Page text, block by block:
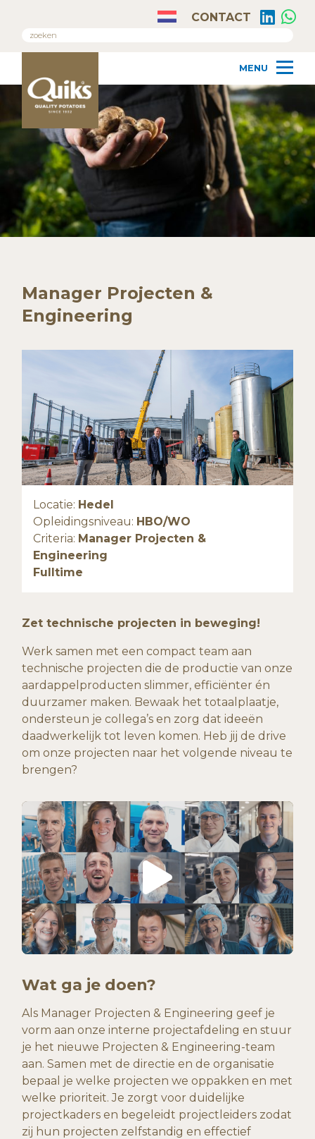
CONTACT
Manager Projecten &
Engineering
Locatie: Hedel
Opleidingsniveau: HBO/WO
Criteria: Manager Projecten &
Engineering
Fulltime
Zet technische projecten in beweging!
Werk samen met een compact team aan
technische projecten die de productie van onze
aardappelproducten slimmer, efficiënter én
duurzamer maken. Bewaak het totaalplaatje,
ondersteun je collega’s en zorg dat ideeën
daadwerkelijk tot leven komen. Heb jij de drive
om onze projecten naar het volgende niveau te
brengen?
Wat ga je doen?
Als Manager Projecten & Engineering geef je
vorm aan onze interne projectafdeling en stuur
je het nieuwe Projecten & Engineering-team
aan. Samen met de directie en de organisatie
bepaal je welke projecten we oppakken en met
welke prioriteit. Je zorgt voor duidelijke
projectkaders en begeleidt projectleiders zodat
zij hun projecten zelfstandig en effectief